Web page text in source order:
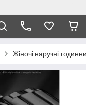
Жіночі наручні